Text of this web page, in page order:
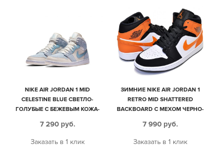
NIKE AIR JORDAN 1 MID
CELESTINE BLUE СВЕТЛО-
ГОЛУБЫЕ С БЕЖЕВЫМ КОЖА-
7 290 руб.
Заказать в 1 клик
ЗИМНИЕ NIKE AIR JORDAN 1
RETRO MID SHATTERED
BACKBOARD С МЕХОМ ЧЕРНО-
НУБУК ЖЕНСКИЕ (35-40)
7 990 руб.
Заказать в 1 клик